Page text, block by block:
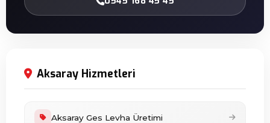
Aksaray Hizmetleri
Aksaray Ges Levha Üretimi